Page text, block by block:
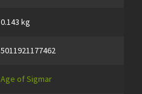
0.143 kg
5011921177462
Age of Sigmar